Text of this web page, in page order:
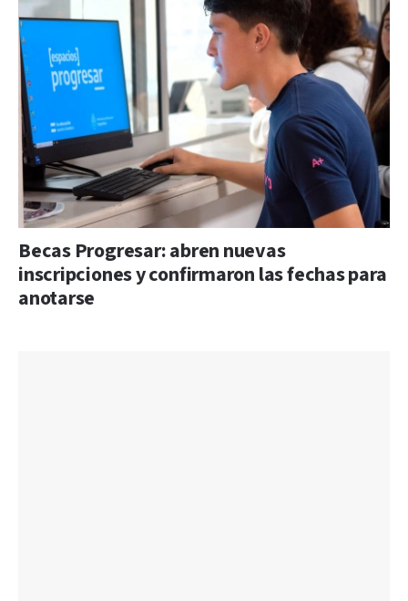
Becas Progresar: abren nuevas
inscripciones y confirmaron las fechas para
anotarse